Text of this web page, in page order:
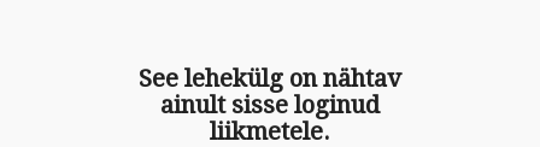
See lehekülg on nähtav
ainult sisse loginud
liikmetele.